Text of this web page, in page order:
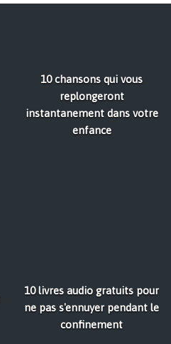
10 chansons qui vous
replongeront
instantanement dans votre
enfance
10 livres audio gratuits pour
ne pas s'ennuyer pendant le
confinement